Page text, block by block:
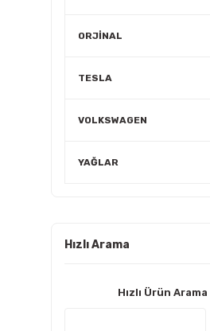
ORJİNAL
TESLA
VOLKSWAGEN
YAĞLAR
Hızlı Arama
Hızlı Ürün Arama